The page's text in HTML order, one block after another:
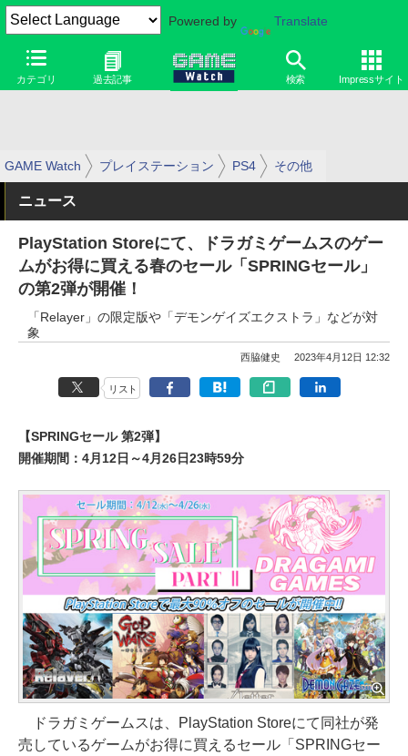
Powered by Translate
カテゴリ 過去記事 検索 Impressサイト
GAME Watch プレイステーション PS4 その他
ニュース
PlayStation Storeにて、ドラガミゲームスのゲー
ムがお得に買える春のセール「SPRINGセール」
の第2弾が開催！
「Relayer」の限定版や「デモンゲイズエクストラ」などが対
象
西脇健史 2023年4月12日 12:32
リスト
【SPRINGセール 第2弾】
開催期間：4月12日～4月26日23時59分
ドラガミゲームスは、PlayStation Storeにて同社が発
売しているゲームがお得に買えるセール「SPRINGセー